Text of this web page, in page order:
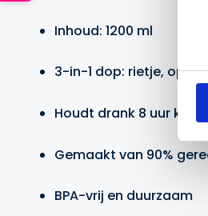
Inhoud: 1200 ml
3-in-1 dop: rietje,
Houdt drank 8 uur
Gemaakt van 90%
BPA-vrij en duurzaam